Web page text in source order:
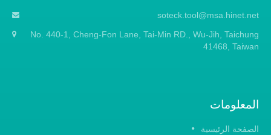
soteck.tool@msa.hinet.net
No. 440-1, Cheng-Fon Lane, Tai-Min RD., Wu-Jih, Taichung
41468, Taiwan
المعلومات
الصفحة الرئيسية